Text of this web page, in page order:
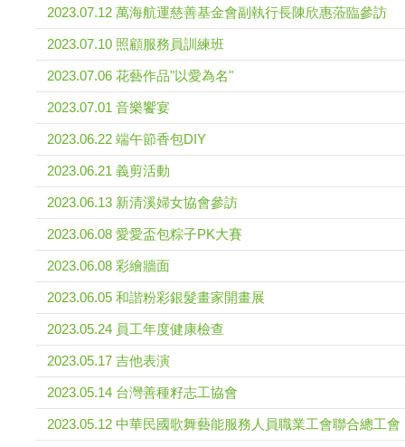
2023.07.12 萬海航運慈善基金會副執行長陳欣惠蒞臨參訪
2023.07.10 照顧服務員訓練班
2023.07.06 花藝作品"以愛為名"
2023.07.01 音樂饗宴
2023.06.22 端午節香包DIY
2023.06.21 義剪活動
2023.06.13 新清溪婦女協會參訪
2023.06.08 愛愛盃包粽子PK大賽
2023.06.08 彩繪牆面
2023.06.05 和諧粉彩銀髮畫家開畫展
2023.05.24 員工年度健康檢查
2023.05.17 吉他表演
2023.05.14 台灣善種籽志工協會
2023.05.12 中華民國歌舞藝能服務人員職業工會聯合總工會